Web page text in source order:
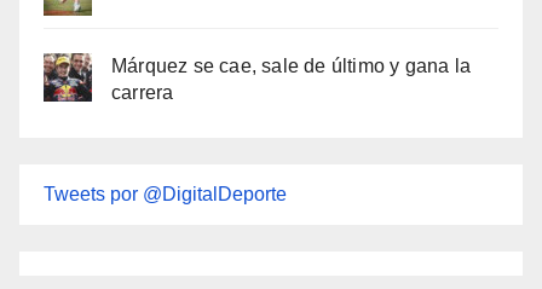
Márquez se cae, sale de último y gana la
carrera
Tweets por @DigitalDeporte